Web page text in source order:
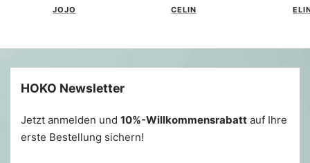
JOJO CELIN
HOKO Newsletter
Jetzt anmelden und 10%-Willkommensrabatt auf Ihre
erste Bestellung sichern!